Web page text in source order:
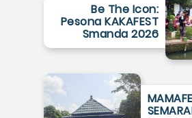
Be The Icon:
Pesona KAKAFEST
Smanda 2026